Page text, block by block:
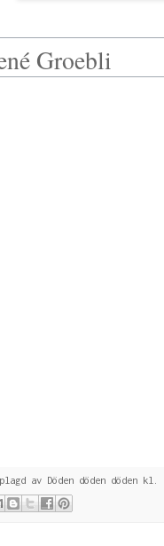
Groebli
av Döden döden döden kl.